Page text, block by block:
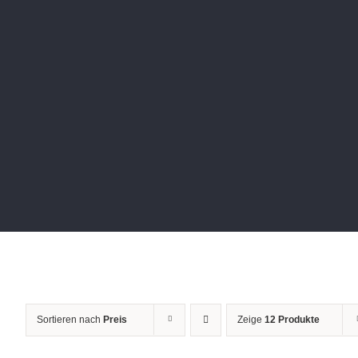
Sortieren nach Preis Zeige 12 Produkte